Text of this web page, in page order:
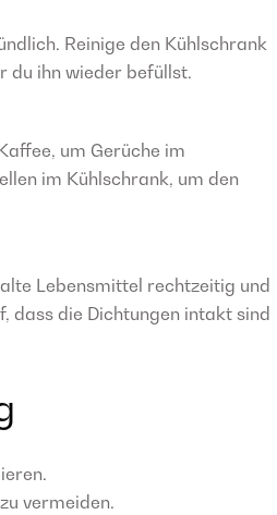
Reinige den Kühlschrank
du ihn wieder befüllst.
um Gerüche im
im Kühlschrank, um den
Lebensmittel rechtzeitig und
dass die Dichtungen intakt sind
vermeiden.